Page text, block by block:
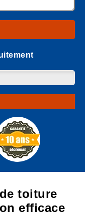
toiture
efficace